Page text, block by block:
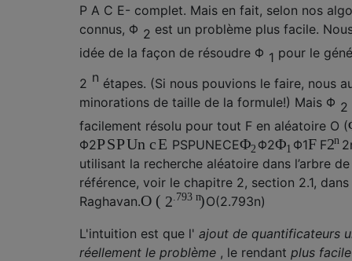
P A C E- complet. Mais en fait, selon nos
connus, Φ 2 est un problème plus facile.
idée de la façon de résoudre Φ 1 pour le
2 n étapes. (Si nous pouvions le faire, nous
minorations de taille de la formule!) Mais Φ 2
facilement résolu pour tout F en aléatoire O (
Φ2PSPUncE PSPUNECEΦ2 Φ2Φ1 Φ1F F2n 2
utilisant la recherche aléatoire dans l’arbre
référence, voir le chapitre 2, section 2.1,
Raghavan.O ( 2 .793 n)O(2.793n)
L'intuition est que l' ajout de quantificateurs
réellement le problème , le rendant plus facile